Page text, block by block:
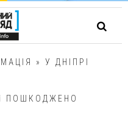
» У ДНІПРІ
ПОШКОДЖЕНО